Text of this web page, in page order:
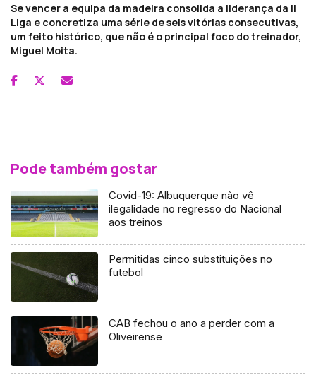
Se vencer a equipa da madeira consolida a liderança da II
Liga e concretiza uma série de seis vitórias consecutivas,
um feito histórico, que não é o principal foco do treinador,
Miguel Moita.
Pode também gostar
Covid-19: Albuquerque não vê
ilegalidade no regresso do Nacional
aos treinos
Permitidas cinco substituições no
futebol
CAB fechou o ano a perder com a
Oliveirense